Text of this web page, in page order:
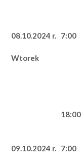
08.10.2024 r.
Wtorek
7:00
18:00
09.10.2024 r. 7:00